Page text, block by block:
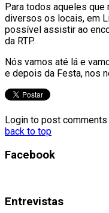
Para todos aqueles que
diversos os locais, em
possível assistir ao
da RTP.
Nós vamos até lá e
e depois da Festa, nos
Login to post comments
back to top
Facebook
Entrevistas